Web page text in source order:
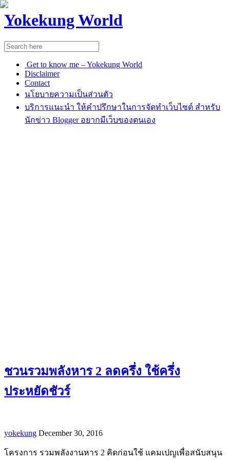
Yokekung World
Get to know me – Yokekung World
Disclaimer
Contact
นโยบายความเป็นส่วนตัว
บริการแนะนำ ให้คำปรึกษาในการจัดทำเว็บไซต์ สำหรับ
นักข่าว Blogger อยากมีเว็บของตนเอง
ชวนรวมพลังหาร 2 ลดครึ่ง ใช้ครึ่ง
ประหยัดชัวร์
yokekung December 30, 2016
โครงการ รวมพลังงานหาร 2 คิดก่อนใช้ แคมเปญเพื่อสนับสนุน